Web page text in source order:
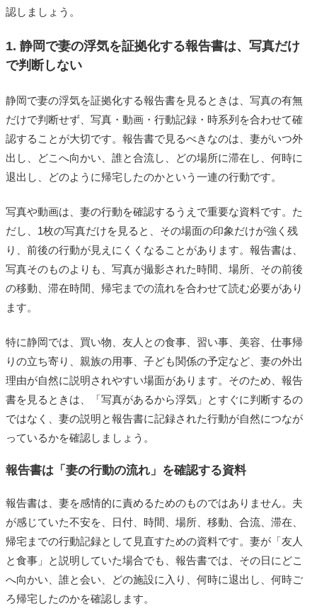
認しましょう。
1. 静岡で妻の浮気を証拠化する報告書は、写真だけ
で判断しない
静岡で妻の浮気を証拠化する報告書を見るときは、写真の有無
だけで判断せず、写真・動画・行動記録・時系列を合わせて確
認することが大切です。報告書で見るべきなのは、妻がいつ外
出し、どこへ向かい、誰と合流し、どの場所に滞在し、何時に
退出し、どのように帰宅したのかという一連の行動です。
写真や動画は、妻の行動を確認するうえで重要な資料です。た
だし、1枚の写真だけを見ると、その場面の印象だけが強く残
り、前後の行動が見えにくくなることがあります。報告書は、
写真そのものよりも、写真が撮影された時間、場所、その前後
の移動、滞在時間、帰宅までの流れを合わせて読む必要があり
ます。
特に静岡では、買い物、友人との食事、習い事、美容、仕事帰
りの立ち寄り、親族の用事、子ども関係の予定など、妻の外出
理由が自然に説明されやすい場面があります。そのため、報告
書を見るときは、「写真があるから浮気」とすぐに判断するの
ではなく、妻の説明と報告書に記録された行動が自然につなが
っているかを確認しましょう。
報告書は「妻の行動の流れ」を確認する資料
報告書は、妻を感情的に責めるためのものではありません。夫
が感じていた不安を、日付、時間、場所、移動、合流、滞在、
帰宅までの行動記録として見直すための資料です。妻が「友人
と食事」と説明していた場合でも、報告書では、その日にどこ
へ向かい、誰と会い、どの施設に入り、何時に退出し、何時ご
ろ帰宅したのかを確認します。